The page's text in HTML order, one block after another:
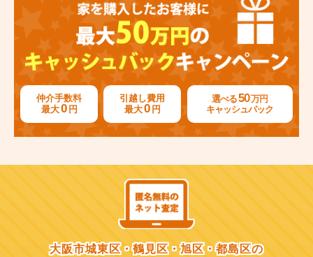
仲介手数料
最大0 円
引越し費用
最大0 円
選べる50万円
キャッシュバック
大阪市城東区・鶴見区・旭区・都島区の